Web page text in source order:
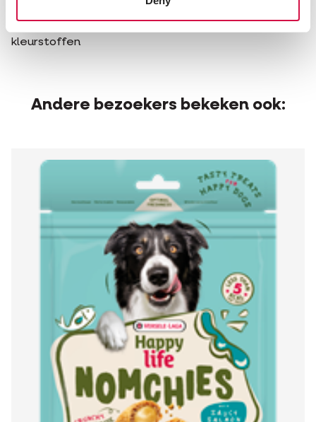
Sensoriële toevoegingsmiddelen
kleurstoffen
Andere bezoekers bekeken ook: